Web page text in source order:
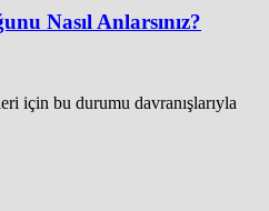
Nasıl Anlarsınız?
için bu durumu davranışlarıyla